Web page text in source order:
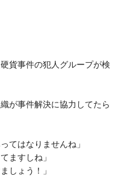
貨事件の犯人グループが検
が事件解決に協力してたら
てはなりませんね」
ますしね」
しょう！」